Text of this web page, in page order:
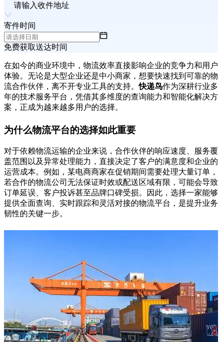
请输入收件地址
寄件时间
免费获取送达时间
在如今的商业环境中，物流效率直接影响企业的竞争力和用户
体验。无论是大型企业还是中小商家，想要快速找到可靠的物
流合作伙伴，离不开专业工具的支持。快递鸟作为深耕行业多
年的技术服务平台，凭借其多维度的查询能力和智能化解决方
案，正成为越来越多用户的选择。
为什么物流平台的选择如此重要
对于依赖物流运输的企业来说，合作伙伴的响应速度、服务覆
盖范围以及异常处理能力，直接决定了客户的满意度和企业的
运营成本。例如，某电商商家在促销期间需要处理大量订单，
若合作的物流公司无法保证时效或配送区域有限，可能会导致
订单延误、客户投诉甚至品牌口碑受损。因此，选择一家能够
提供全面查询、实时跟踪和灵活对接的物流平台，是提升业务
韧性的关键一步。